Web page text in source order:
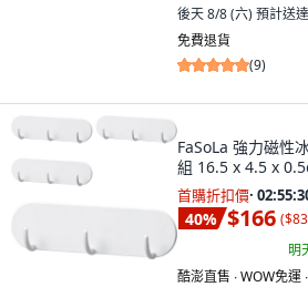
後天 8/8 (六) 預計送達
免費退貨
(9)
FaSoLa 強力磁性
組 16.5 x 4.5 x
首購折扣價·
40% $166 (
明
酷澎直售 ∙ WOW免運